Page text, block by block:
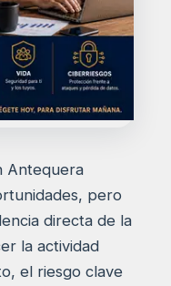
Antequera
pero
directa de la
la actividad
el riesgo clave